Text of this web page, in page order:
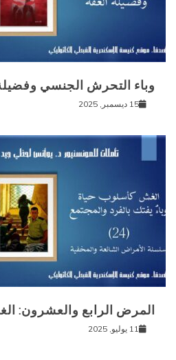
وباء التحرش الجنسي
15 ديسمبر, 2025
المرض الرابع والعشرون:
11 يوليو, 2025